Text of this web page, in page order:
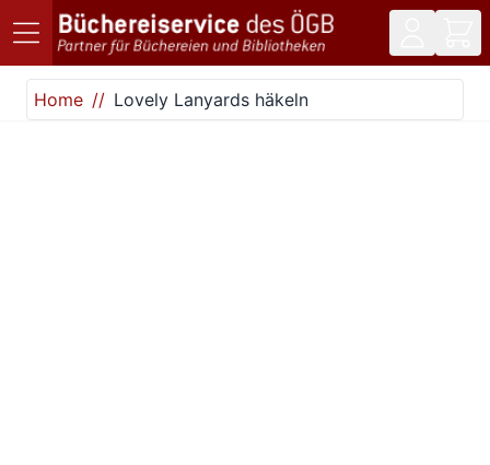
Direkt zum Inhalt
Home
Lovely Lanyards häkeln